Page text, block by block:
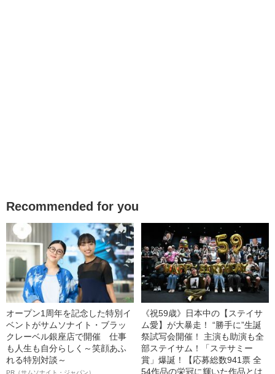
Recommended for you
オープン1周年を記念した特別イ
ベントがサムソナイト・ブラッ
クレーベル銀座店で開催 仕事
も人生も自分らしく～笑顔あふ
れる特別対談～
PR（サムソナイト・ジャパン）
《祝59歳》日本中の【ステイサ
ム愛】が大暴走！ “勝手に”生誕
祭試写会開催！ 主演も助演も全
部ステイサム！「ステサミー
賞」爆誕！【応募総数941票 全
54作品の栄冠に輝いた作品とは